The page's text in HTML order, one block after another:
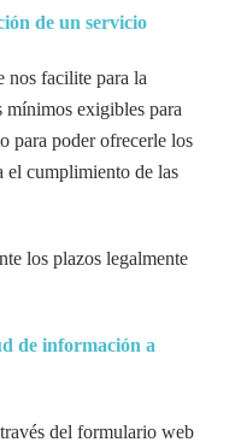
de un servicio
nos facilite para la
mínimos exigibles para
para poder ofrecerle los
el cumplimiento de las
los plazos legalmente
de información a
del formulario web